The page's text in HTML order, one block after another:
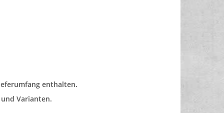
enthalten.
Varianten.